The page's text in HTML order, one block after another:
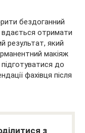
бездоганний
отримати
результат, який
макіяж
до
фахівця після
з